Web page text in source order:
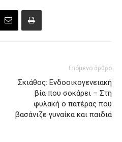
Επόμενο άρθρο
Σκιάθος: Ενδοοικογενειακή
βία που σοκάρει – Στη
φυλακή ο πατέρας που
βασάνιζε γυναίκα και παιδιά